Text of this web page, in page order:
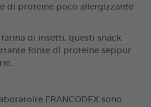
di proteine poco allergizzante
di insetti, questi snack
fonte di proteine seppur
FRANCODEX sono